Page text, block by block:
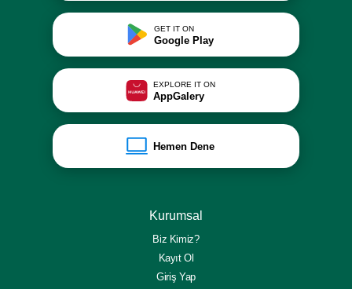
GET IT ON
Google Play
EXPLORE IT ON
AppGalery
Hemen Dene
Kurumsal
Biz Kimiz?
Kayıt Ol
Giriş Yap